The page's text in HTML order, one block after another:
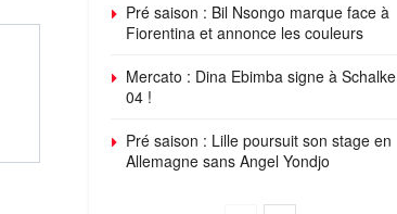
Pré saison : Bil Nsongo marque face à
Fiorentina et annonce les couleurs
Mercato : Dina Ebimba signe à Schalke
04 !
Pré saison : Lille poursuit son stage en
Allemagne sans Angel Yondjo